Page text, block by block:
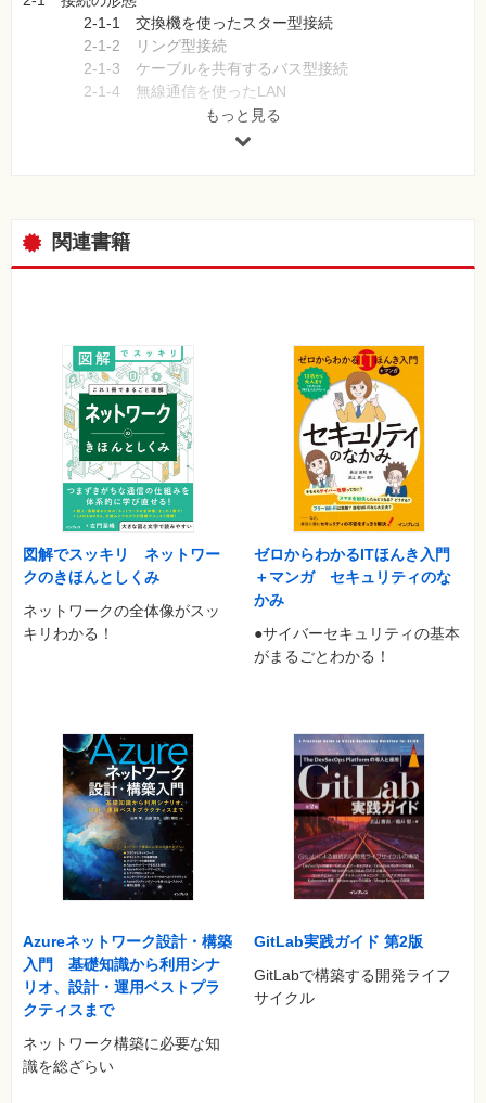
2-1-1 交換機を使ったスター型接続
2-1-2 リング型接続
2-1-3 ケーブルを共有するバス型接続
2-1-4 無線通信を使ったLAN
2-1-5 遠距離を接続するネットワーク
2-1-6 携帯電話ネットワーク
2-2-3 パケット交換ネットワーク
2-2-4 通信速度と伝搬遅延
3-2 OSI 7階層参照モデル
3-3 TCP/IP 4階層モデル
3-4 プロトコルスタックとソフトウェアの階層化
Part2 いろいろなネットワーク方式
第4章 イーサネットの基礎知識
4-1 イーサネットの歴史
4-2 10Mイーサネット
4-2-1 10Base-5イーサネット
4-2-2 10Base-2イーサネット
4-2-3 10Base-Tイーサネット
4-3 CSMA/CD方式
4-3-1 キャリアの検知
4-4 MACアドレス
4-4-1 インターフェイスのアドレス
4-4-2 ブロードキャストアドレス
4-4-3 マルチキャストアドレス
4-4-4 グローバルアドレスとローカルアドレス
第5章 スター型接続のイーサネット
5-1-1 UTPケーブル
5-1-2 光ファイバケーブル
5-2 ネットワークの拡張 ?リピーター?
5-2-1 リピーター
5-2-3 ポートの極性
5-2-4 10Base-Tネットワークの拡張
もっと見る
関連書籍
図解でスッキリ ネットワー
クのきほんとしくみ
ネットワークの全体像がスッ
キリわかる！
ゼロからわかるITほんき入門
＋マンガ セキュリティのな
かみ
●サイバーセキュリティの基本
がまるごとわかる！
Azureネットワーク設計・構築
入門 基礎知識から利用シナ
リオ、設計・運用ベストプラ
クティスまで
ネットワーク構築に必要な知
識を総ざらい
GitLab実践ガイド 第2版
GitLabで構築する開発ライフ
サイクル